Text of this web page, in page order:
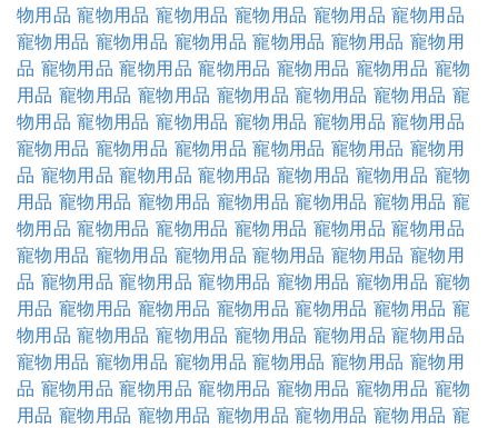
物用品 寵物用品 寵物用品 寵物用品 寵物用品 寵物用品
寵物用品 寵物用品 寵物用品 寵物用品 寵物用品 寵物用
品 寵物用品 寵物用品 寵物用品 寵物用品 寵物用品 寵物
用品 寵物用品 寵物用品 寵物用品 寵物用品 寵物用品 寵
物用品 寵物用品 寵物用品 寵物用品 寵物用品 寵物用品
寵物用品 寵物用品 寵物用品 寵物用品 寵物用品 寵物用
品 寵物用品 寵物用品 寵物用品 寵物用品 寵物用品 寵物
用品 寵物用品 寵物用品 寵物用品 寵物用品 寵物用品 寵
物用品 寵物用品 寵物用品 寵物用品 寵物用品 寵物用品
寵物用品 寵物用品 寵物用品 寵物用品 寵物用品 寵物用
品 寵物用品 寵物用品 寵物用品 寵物用品 寵物用品 寵物
用品 寵物用品 寵物用品 寵物用品 寵物用品 寵物用品 寵
物用品 寵物用品 寵物用品 寵物用品 寵物用品 寵物用品
寵物用品 寵物用品 寵物用品 寵物用品 寵物用品 寵物用
品 寵物用品 寵物用品 寵物用品 寵物用品 寵物用品 寵物
用品 寵物用品 寵物用品 寵物用品 寵物用品 寵物用品 寵